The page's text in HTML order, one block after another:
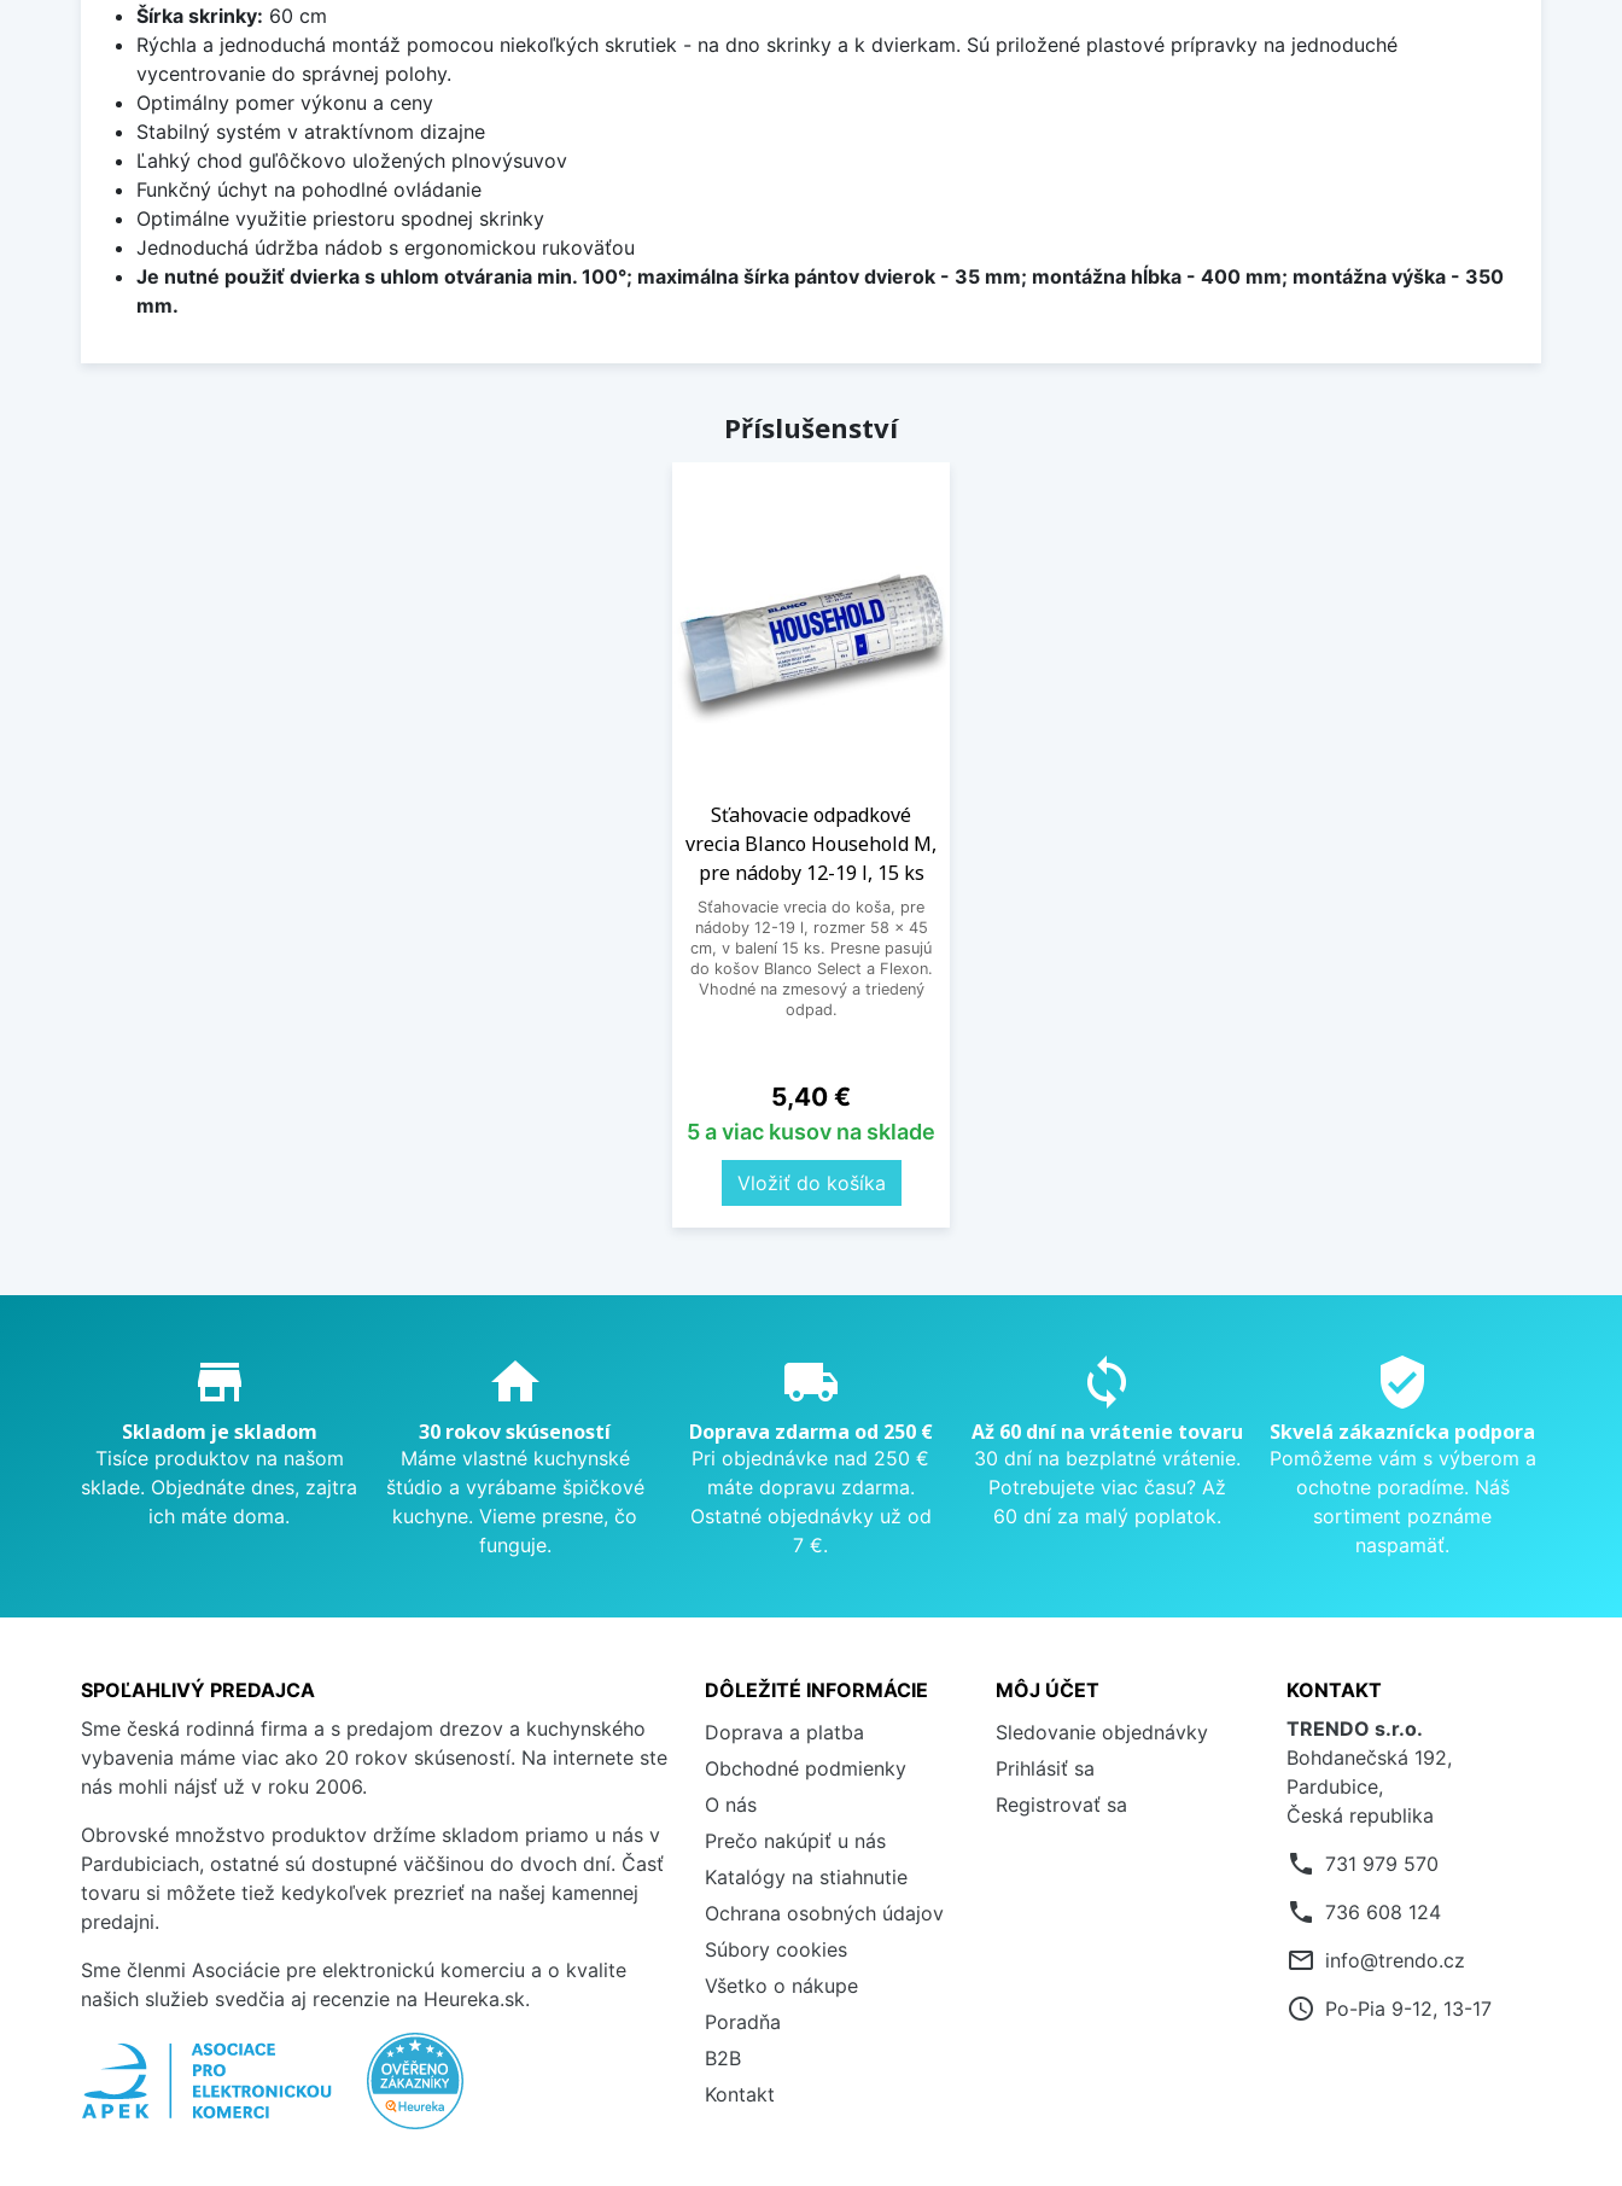
Šírka skrinky: 60 cm
Rýchla a jednoduchá montáž pomocou niekoľkých skrutiek - na dno skrinky a k dvierkam. Sú priložené plastové prípravky na jednoduché
vycentrovanie do správnej polohy.
Optimálny pomer výkonu a ceny
Stabilný systém v atraktívnom dizajne
Ľahký chod guľôčkovo uložených plnovýsuvov
Funkčný úchyt na pohodlné ovládanie
Optimálne využitie priestoru spodnej skrinky
Jednoduchá údržba nádob s ergonomickou rukoväťou
Je nutné použiť dvierka s uhlom otvárania min. 100°; maximálna šírka pántov dvierok - 35 mm; montážna hĺbka - 400 mm; montážna výška - 350
mm.
Příslušenství
Sťahovacie odpadkové
vrecia Blanco Household M,
pre nádoby 12-19 l, 15 ks
Sťahovacie vrecia do koša, pre
nádoby 12-19 l, rozmer 58 x 45
cm, v balení 15 ks. Presne pasujú
do košov Blanco Select a Flexon.
Vhodné na zmesový a triedený
odpad.
Cena
5,40 €
5 a viac kusov na sklade
Vložiť do košíka
Proč nakupovat u nás?
store_mall_directory
Skladom je skladom
Tisíce produktov na našom
sklade. Objednáte dnes, zajtra
ich máte doma.
home
30 rokov skúseností
Máme vlastné kuchynské
štúdio a vyrábame špičkové
kuchyne. Vieme presne, čo
funguje.
local_shipping
Doprava zdarma od 250 €
Pri objednávke nad 250 €
máte dopravu zdarma.
Ostatné objednávky už od
7 €.
sync
Až 60 dní na vrátenie tovaru
30 dní na bezplatné vrátenie.
Potrebujete viac času? Až
60 dní za malý poplatok.
verified_user
Skvelá zákaznícka podpora
Pomôžeme vám s výberom a
ochotne poradíme. Náš
sortiment poznáme
naspamäť.
SPOĽAHLIVÝ PREDAJCA
Sme česká rodinná firma a s predajom drezov a kuchynského
vybavenia máme viac ako 20 rokov skúseností. Na internete ste
nás mohli nájsť už v roku 2006.
Obrovské množstvo produktov držíme skladom priamo u nás v
Pardubiciach, ostatné sú dostupné väčšinou do dvoch dní. Časť
tovaru si môžete tiež kedykoľvek prezrieť na našej kamennej
predajni.
Sme členmi Asociácie pre elektronickú komerciu a o kvalite
našich služieb svedčia aj recenzie na Heureka.sk.
DÔLEŽITÉ INFORMÁCIE
Doprava a platba
Obchodné podmienky
O nás
Prečo nakúpiť u nás
Katalógy na stiahnutie
Ochrana osobných údajov
Súbory cookies
Všetko o nákupe
Poradňa
B2B
Kontakt
MÔJ ÚČET
Sledovanie objednávky
Prihlásiť sa
Registrovať sa
KONTAKT
TRENDO s.r.o.
Bohdanečská 192,
Pardubice,
Česká republika
phone 731 979 570
phone 736 608 124
mail_outline info@trendo.cz
access_time Po-Pia 9-12, 13-17